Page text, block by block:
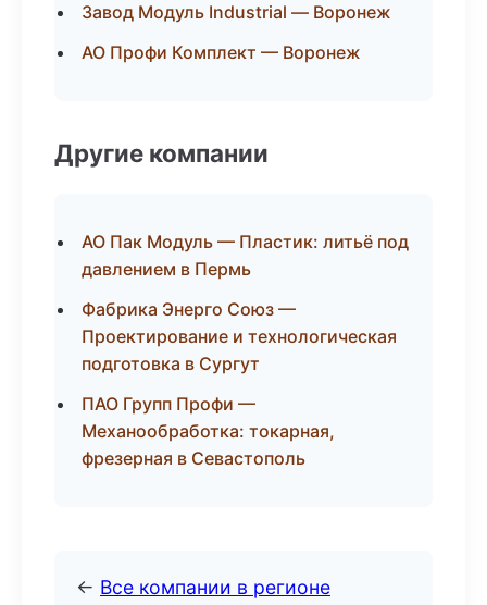
Завод Модуль Industrial — Воронеж
АО Профи Комплект — Воронеж
Другие компании
АО Пак Модуль — Пластик: литьё под
давлением в Пермь
Фабрика Энерго Союз —
Проектирование и технологическая
подготовка в Сургут
ПАО Групп Профи —
Механообработка: токарная,
фрезерная в Севастополь
← Все компании в регионе